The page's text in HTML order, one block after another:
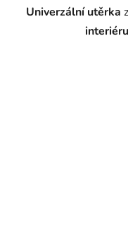
Univerzální utěrka